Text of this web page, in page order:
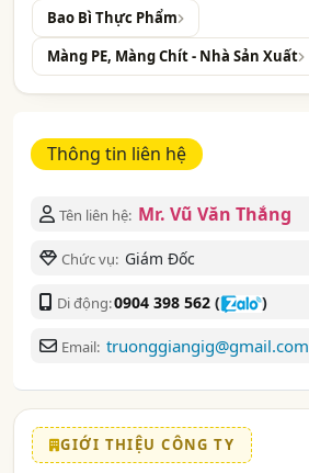
Bao Bì Thực Phẩm
Màng PE, Màng Chít - Nhà Sản Xuất
Thông tin liên hệ
Tên liên hệ: Mr. Vũ Văn Thắng
Chức vụ: Giám Đốc
Di động:0904 398 562 ( )
Email: truonggiangig@gmail.com
GIỚI THIỆU CÔNG TY